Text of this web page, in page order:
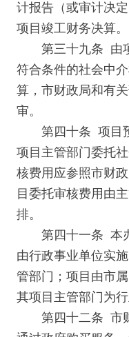
计报告（或审计决
项目竣工财务决算。
第三十九条 由项
符合条件的社会中
算，市财政局和有
审。
第四十条 项目预
项目主管部门委托
核费用应参照市财
目委托审核费用由
排。
第四十一条 本办
由行政事业单位实
管部门；项目由市
其项目主管部门为行
第四十二条 市财